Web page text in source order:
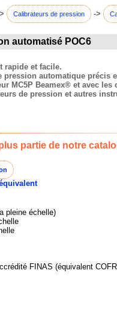
Calibrateurs de pression ->
automatisé POC6
rapide et facile.
pression automatique
MC5P Beamex® et avec
de pression et autres
partie de notre
pleine échelle)
FINAS (équivalent